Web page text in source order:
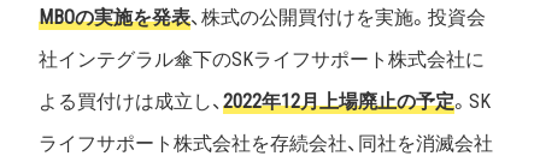
MBOの実施を発表、株式の公開買付けを実施。投資会
社インテグラル傘下のSKライフサポート株式会社に
よる買付けは成立し、2022年12月上場廃止の予定。SK
ライフサポート株式会社を存続会社、同社を消滅会社